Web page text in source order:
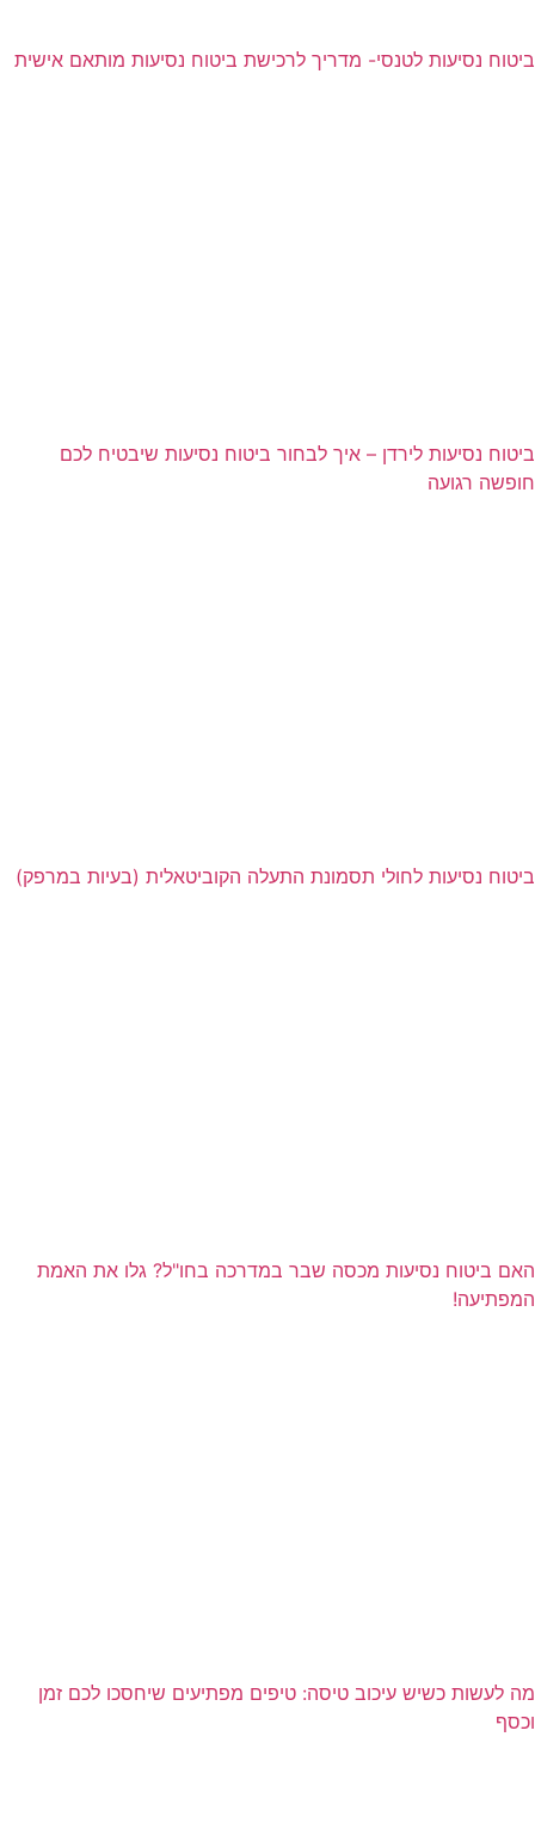
ביטוח נסיעות לטנסי- מדריך לרכישת ביטוח נסיעות מותאם אישית
ביטוח נסיעות לירדן – איך לבחור ביטוח נסיעות שיבטיח לכם
חופשה רגועה
ביטוח נסיעות לחולי תסמונת התעלה הקוביטאלית (בעיות במרפק)
האם ביטוח נסיעות מכסה שבר במדרכה בחו"ל? גלו את האמת
המפתיעה!
מה לעשות כשיש עיכוב טיסה: טיפים מפתיעים שיחסכו לכם זמן
וכסף